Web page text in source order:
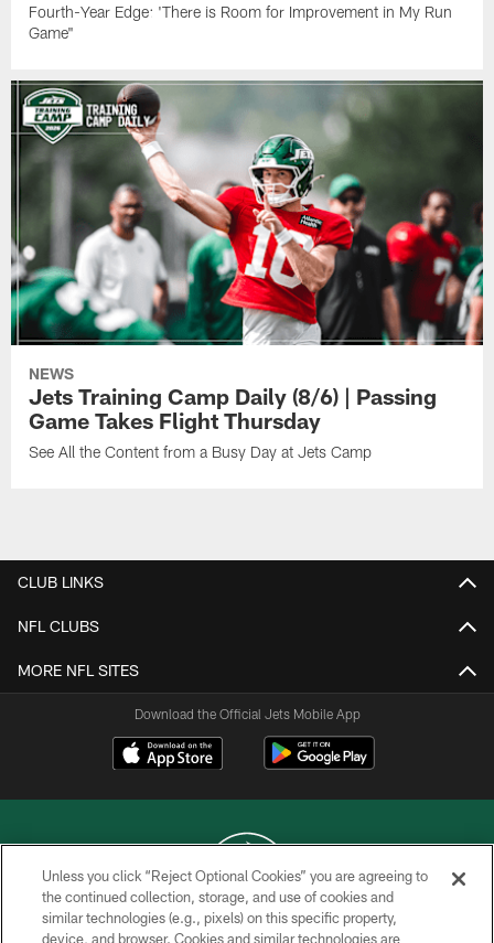
Fourth-Year Edge: 'There is Room for Improvement in My Run
Game"
NEWS
Jets Training Camp Daily (8/6) | Passing
Game Takes Flight Thursday
See All the Content from a Busy Day at Jets Camp
CLUB LINKS
NFL CLUBS
MORE NFL SITES
Download the Official Jets Mobile App
COPYRIGHT © 2026 NEW YORK JETS
Unless you click “Reject Optional Cookies” you are agreeing to
the continued collection, storage, and use of cookies and
similar technologies (e.g., pixels) on this specific property,
device, and browser. Cookies and similar technologies are